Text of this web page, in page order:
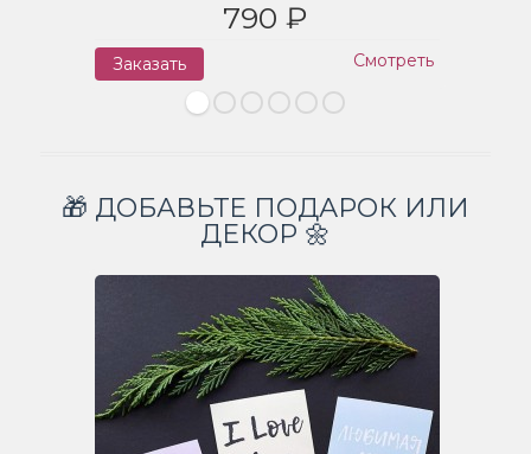
790 ₽
Заказать Смотреть
🎁 ДОБАВЬТЕ ПОДАРОК ИЛИ
ДЕКОР 🌼